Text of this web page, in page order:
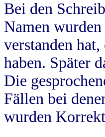
Bei den
Namen
verstanden
haben. Später
Die
Fällen bei
wurden